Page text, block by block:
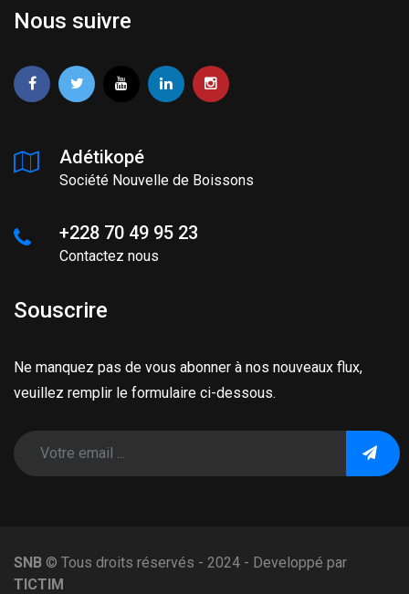
Nous suivre
Adétikopé
Société Nouvelle de Boissons
+228 70 49 95 23
Contactez nous
Souscrire
Ne manquez pas de vous abonner à nos nouveaux flux,
veuillez remplir le formulaire ci-dessous.
SNB © Tous droits réservés - 2024 - Developpé par
TICTIM